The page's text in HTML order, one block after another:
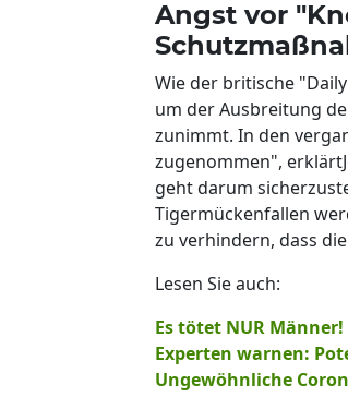
Angst vor
Wie der britische
um der Ausbreitung
zunimmt. In den
zugenommen",
geht darum
Tigermückenfallen
zu verhindern, dass
Lesen Sie auch:
Es tötet NUR
Experten warnen:
Ungewöhnliche